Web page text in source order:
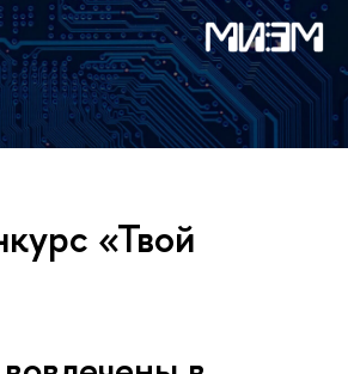
«Твой